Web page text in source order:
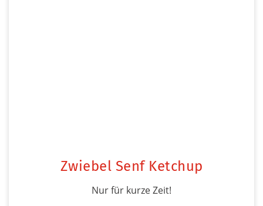
Zwiebel Senf Ketchup
Nur für kurze Zeit!